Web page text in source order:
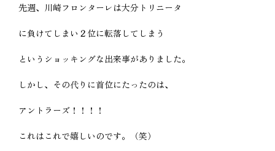
先週、川崎フロンターレは大分トリニータ
に負けてしまい２位に転落してしまう
というショッキングな出来事がありました。
しかし、その代りに首位にたったのは、
アントラーズ！！！！
これはこれで嬉しいのです。（笑）